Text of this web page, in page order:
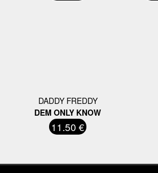
DADDY FREDDY
DEM ONLY KNOW
11.50 €